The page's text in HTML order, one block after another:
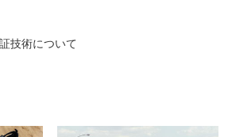
技術について